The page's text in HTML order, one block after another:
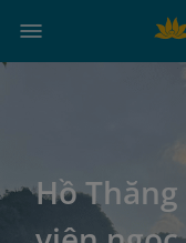
Hồ